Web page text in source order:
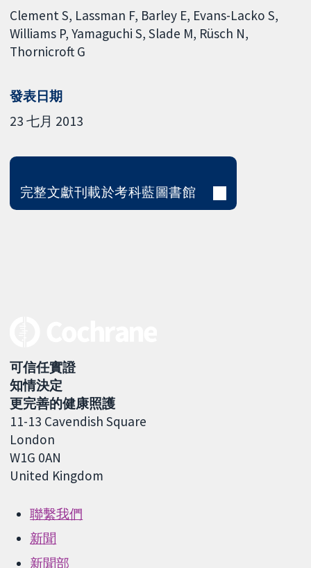
Clement S Lassman F Barley E Evans-Lacko S
Williams P Yamaguchi S Slade M Rüsch N
Thornicroft G
發表日期
23 七月 2013
完整文獻刊載於考科藍圖書館
可信任實證
知情決定
更完善的健康照護
11-13 Cavendish Square
London
W1G 0AN
United Kingdom
聯繫我們
新聞
新聞部